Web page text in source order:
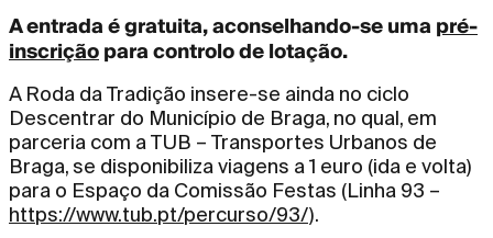
A entrada é gratuita, aconselhando-se umapré-
inscriçãopara controlo de lotação.
A Roda da Tradição insere-se ainda no ciclo
Descentrar do Município de Braga, no qual, em
parceria com a TUB – Transportes Urbanos de
Braga, se disponibiliza viagens a 1 euro (ida e volta)
para o Espaço da Comissão Festas (Linha 93 –
https://www.tub.pt/percurso/93/).